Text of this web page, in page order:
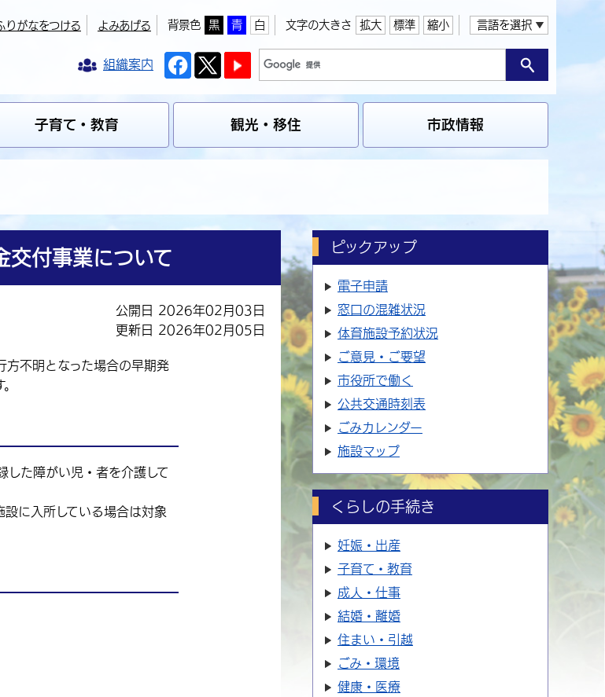
りがなをつける よみあげる 背景色 黒 青 白 文字の大きさ 拡大 標準 縮小 言語を選択
組織案内
子育て・教育 観光・移住 市政情報
交付事業について
公開日 2026年02月03日
更新日 2026年02月05日
不明となった場合の早期発
した障がい児・者を介護して
に入所している場合は対象
ピックアップ
電子申請
窓口の混雑状況
体育施設予約状況
ご意見・ご要望
市役所で働く
公共交通時刻表
ごみカレンダー
施設マップ
くらしの手続き
妊娠・出産
子育て・教育
成人・仕事
結婚・離婚
住まい・引越
ごみ・環境
健康・医療